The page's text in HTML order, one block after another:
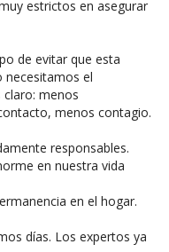
estrictos en asegurar
de evitar que esta
necesitamos el
menos
menos contagio.
responsables.
en nuestra vida
en el hogar.
días. Los expertos ya